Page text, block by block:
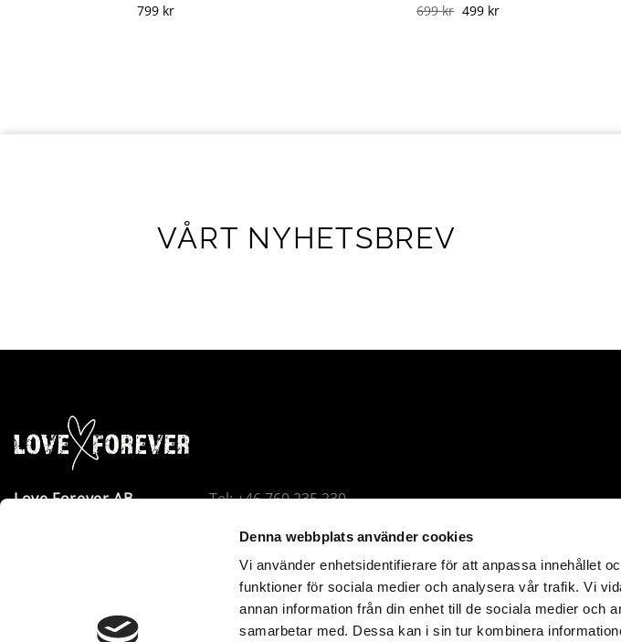
Denna webbplats använder cookies
Vi använder enhetsidentifierare för att anpassa innehållet
funktioner för sociala medier och analysera vår trafik. Vi
annan information från din enhet till de sociala medier och
samarbetar med. Dessa kan i sin tur kombinera
799 kr 699kr Det
499 krDet
VÅRT NYHETSBREV
Love Forever AB
Tel: +46 760 235 230
Org.nr: 556778-8475
Innehar F-skattesedel
Love Forever är VOEC-registrerat i Norge. Beställningar under 3 000 SEK levereras
utan tull eller extra avgifter – inga andra kostnader tillkommer än det du betalar på